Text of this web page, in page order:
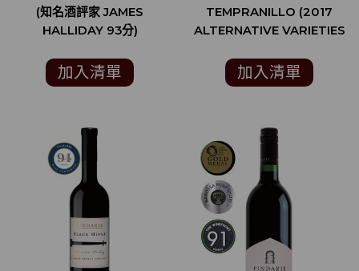
(知名酒評家 JAMES
HALLIDAY 93分)
加入清單
TEMPRANILLO (2017
ALTERNATIVE VARIETIES
SHOW 金獎)
加入清單